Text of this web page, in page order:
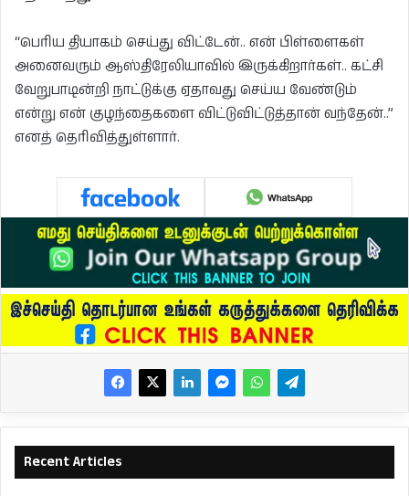
“பெரிய தியாகம் செய்து விட்டேன்.. என் பிள்ளைகள்
அனைவரும் ஆஸ்திரேலியாவில் இருக்கிறார்கள்.. கட்சி
வேறுபாடின்றி நாட்டுக்கு ஏதாவது செய்ய வேண்டும்
என்று என் குழந்தைகளை விட்டுவிட்டுத்தான் வந்தேன்..”
எனத் தெரிவித்துள்ளார்.
Recent Articles